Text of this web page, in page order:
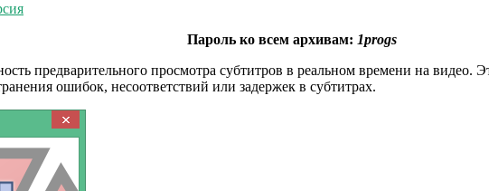
Пароль ко всем архивам: 1progs
предварительного просмотра субтитров в реальном времени на видео.
ошибок, несоответствий или задержек в субтитрах.